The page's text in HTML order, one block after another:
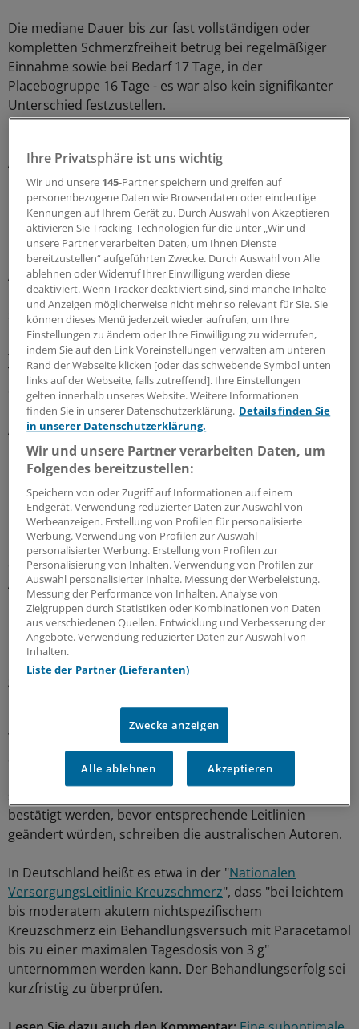
Die mediane Dauer bis zur fast vollständigen oder
kompletten Schmerzfreiheit betrug bei regelmäßiger
Einnahme sowie bei Bedarf 17 Tage, in der
Placebogruppe 16 Tage - es war also kein signifikanter
Unterschied festzustellen.
Analogskala: 0 bis 10) zwischen den Werten 0 und 1.
Nach zwölf Wochen hatten bereits 85 Prozent der
Patienten keine Rückenschmerzen mehr.
Kein Unterschied bei Lebensqualität
Auch die Zahl der täglich eingenommenen Tabletten
unterschied sich zwischen den Gruppen nicht
signifikant. Sie betrug im Median 4 bei regelmäßiger
Einnahme, 3,9 bei Einnahme nach Bedarf sowie ebenfalls
4 Tabletten bei Einnahme eines Scheinpräparates. Eine
Tablette in den beiden Verumgruppen enthielt jeweils
665 Milligramm Paracetamol.
Auch bei den sekundären Endpunkten der Studie
konnten die Wissenschaftler zwischen den drei Gruppen
keinen signifikanten Unterschied ausmachen.
Unter den berücksichtigten Parametern waren zum
Beispiel die Lebensqualität und die Schlafqualität,
Einschränkungen bei Bewegungen sowie die Gesamtheit
der Symptomatik bei den Rückenschmerzpatienten.
Auch die unerwünschten Wirkungen waren nicht
unterschiedlich.
Manche Patienten nahmen während der Studie
unerlaubt noch andere Mittel ein. Die Wissenschaftler
gehen aber davon aus, dass diese Medikation das
Wie Williams und seine Kollegen berichten, legen die
Studienergebnisse nahe, die Verwendung von
Paracetamol bei akuten Rückenschmerzen infrage zu
bestätigt werden, bevor entsprechende Leitlinien
geändert würden, schreiben die australischen Autoren.
In Deutschland heißt es etwa in der "Nationalen
VersorgungsLeitlinie Kreuzschmerz", dass "bei leichtem
bis moderatem akutem nichtspezifischem
Kreuzschmerz ein Behandlungsversuch mit Paracetamol
bis zu einer maximalen Tagesdosis von 3 g"
unternommen werden kann. Der Behandlungserfolg sei
kurzfristig zu überprüfen.
Ihre Privatsphäre ist uns wichtig
Wir und unsere 145-Partner speichern und greifen auf
personenbezogene Daten wie Browserdaten oder eindeutige
Kennungen auf Ihrem Gerät zu. Durch Auswahl von Akzeptieren
aktivieren Sie Tracking-Technologien für die unter „Wir und
unsere Partner verarbeiten Daten, um Ihnen Dienste
bereitzustellen“ aufgeführten Zwecke. Durch Auswahl von Alle
ablehnen oder Widerruf Ihrer Einwilligung werden diese
deaktiviert. Wenn Tracker deaktiviert sind, sind manche Inhalte
und Anzeigen möglicherweise nicht mehr so relevant für Sie. Sie
können dieses Menü jederzeit wieder aufrufen, um Ihre
Einstellungen zu ändern oder Ihre Einwilligung zu widerrufen,
indem Sie auf den Link Voreinstellungen verwalten am unteren
Rand der Webseite klicken [oder das schwebende Symbol unten
links auf der Webseite, falls zutreffend]. Ihre Einstellungen
gelten innerhalb unseres Website. Weitere Informationen
finden Sie in unserer Datenschutzerklärung. Details finden Sie
in unserer Datenschutzerklärung.
Wir und unsere Partner verarbeiten Daten, um
Folgendes bereitzustellen:
Speichern von oder Zugriff auf Informationen auf einem
Endgerät. Verwendung reduzierter Daten zur Auswahl von
Werbeanzeigen. Erstellung von Profilen für personalisierte
Werbung. Verwendung von Profilen zur Auswahl
personalisierter Werbung. Erstellung von Profilen zur
Personalisierung von Inhalten. Verwendung von Profilen zur
Auswahl personalisierter Inhalte. Messung der Werbeleistung.
Messung der Performance von Inhalten. Analyse von
Zielgruppen durch Statistiken oder Kombinationen von Daten
aus verschiedenen Quellen. Entwicklung und Verbesserung der
Angebote. Verwendung reduzierter Daten zur Auswahl von
Inhalten.
Liste der Partner (Lieferanten)
Zwecke anzeigen
Alle ablehnen Akzeptieren